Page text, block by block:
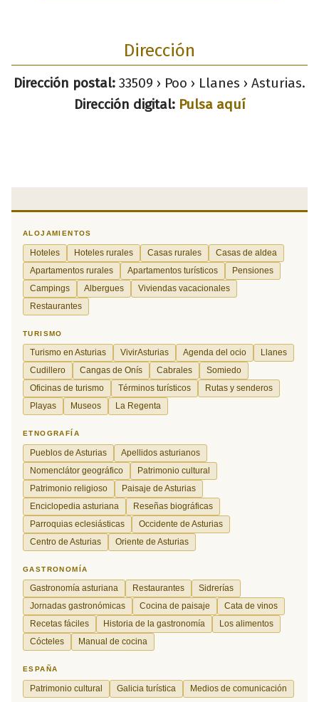
Dirección
Dirección postal: 33509 › Poo › Llanes › Asturias.
Dirección digital: Pulsa aquí